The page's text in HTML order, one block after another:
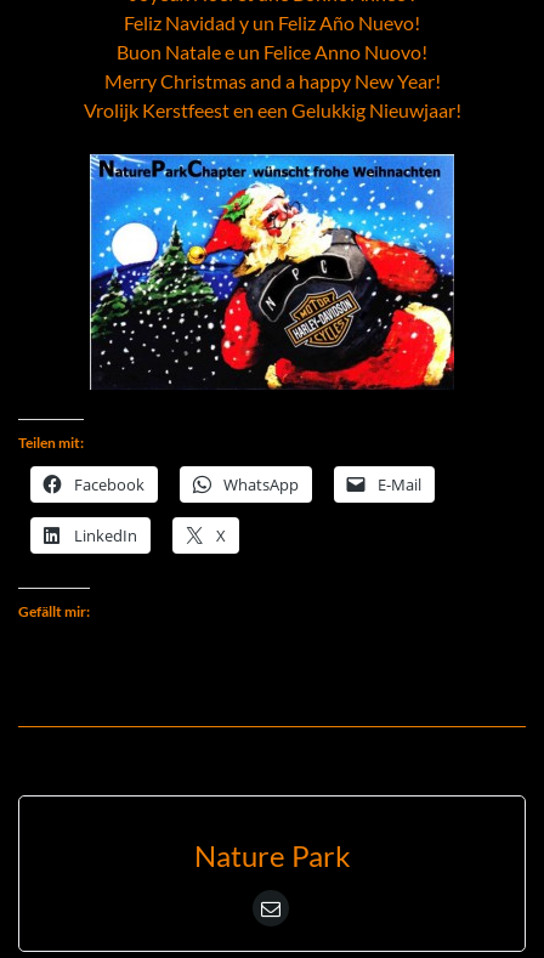
Feliz Navidad y un Feliz Año Nuevo!
Buon Natale e un Felice Anno Nuovo!
Merry Christmas and a happy New Year!
Vrolijk Kerstfeest en een Gelukkig Nieuwjaar!
Teilen mit:
Facebook WhatsApp E-Mail
LinkedIn X
Gefällt mir:
Nature Park